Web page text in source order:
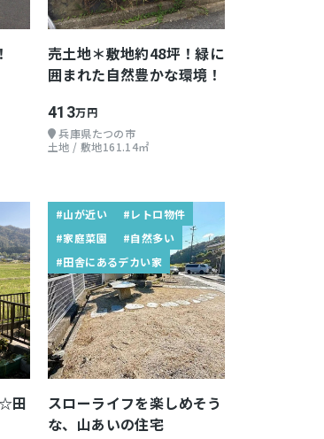
売土地＊敷地約48坪！緑に
囲まれた自然豊かな環境！
413万円
兵庫県たつの市
土地 / 敷地161.14㎡
田
#山が近い
#レトロ物件
#家庭菜園
#自然多い
#田舎にあるデカい家
スローライフを楽しめそう
な、山あいの住宅